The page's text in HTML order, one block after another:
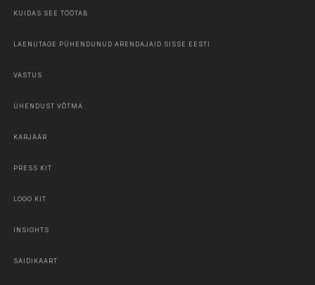
KUIDAS SEE TÖÖTAB
LAENUTAGE PÜHENDUNUD ARENDAJAID SISSE EESTI
VASTUS
ÜHENDUST VÕTMA
KARJÄÄR
PRESS KIT
LOGO KIT
INSIGHTS
SAIDIKAART